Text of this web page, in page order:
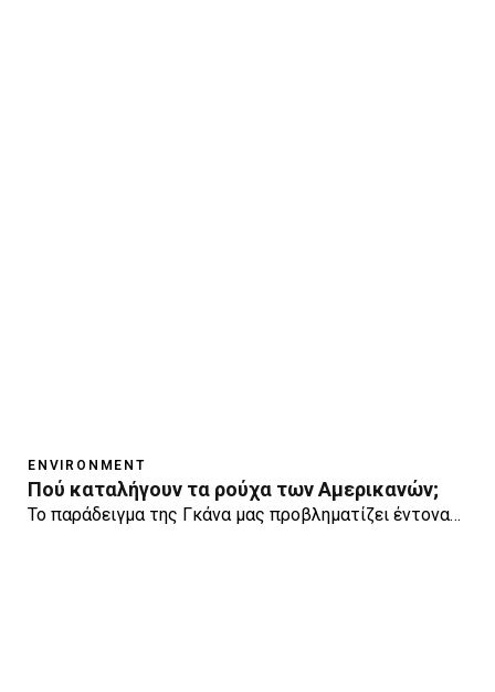
ENVIRONMENT
Πού καταλήγουν τα ρούχα των Αμερικανών;
Το παράδειγμα της Γκάνα μας προβληματίζει έντονα…